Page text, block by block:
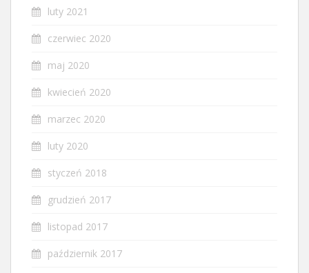
luty 2021
czerwiec 2020
maj 2020
kwiecień 2020
marzec 2020
luty 2020
styczeń 2018
grudzień 2017
listopad 2017
październik 2017